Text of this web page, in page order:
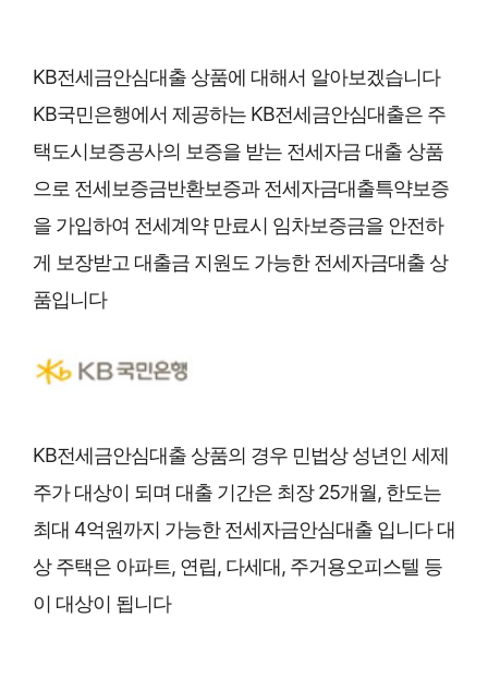
KB전세금안심대출 상품에 대해서 알아보겠습니다
KB국민은행에서 제공하는 KB전세금안심대출은 주
택도시보증공사의 보증을 받는 전세자금 대출 상품
으로 전세보증금반환보증과 전세자금대출특약보증
을 가입하여 전세계약 만료시 임차보증금을 안전하
게 보장받고 대출금 지원도 가능한 전세자금대출 상
품입니다
KB전세금안심대출 상품의 경우 민법상 성년인 세제
주가 대상이 되며 대출 기간은 최장 25개월, 한도는
최대 4억원까지 가능한 전세자금안심대출 입니다 대
상 주택은 아파트, 연립, 다세대, 주거용오피스텔 등
이 대상이 됩니다